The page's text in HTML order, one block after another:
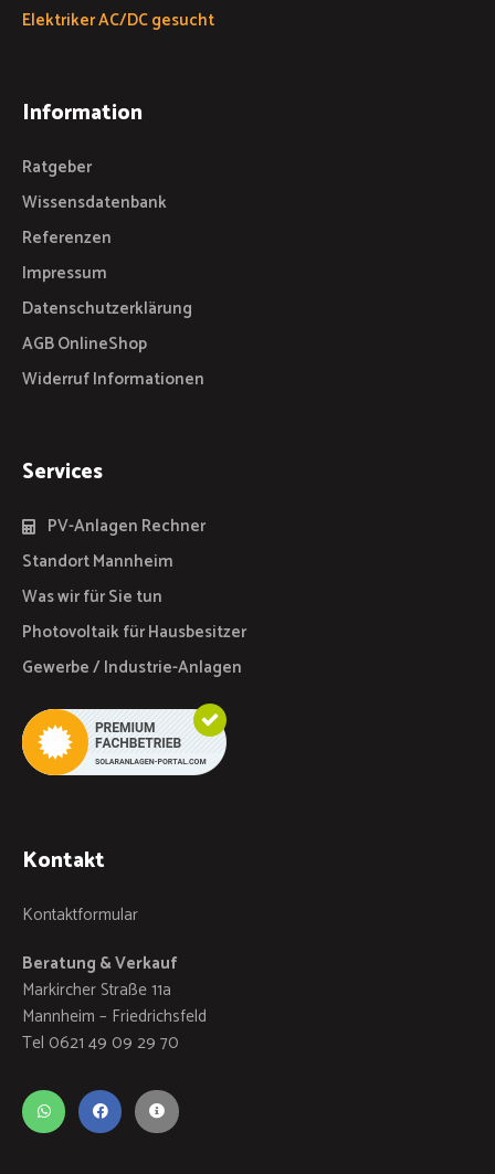
Elektriker AC/DC gesucht
Information
Ratgeber
Wissensdatenbank
Referenzen
Impressum
Datenschutzerklärung
AGB OnlineShop
Widerruf Informationen
Services
PV-Anlagen Rechner
Standort Mannheim
Was wir für Sie tun
Photovoltaik für Hausbesitzer
Gewerbe / Industrie-Anlagen
Kontakt
Kontaktformular
Beratung & Verkauf
Markircher Straße 11a
Mannheim – Friedrichsfeld
Tel 0621 49 09 29 70